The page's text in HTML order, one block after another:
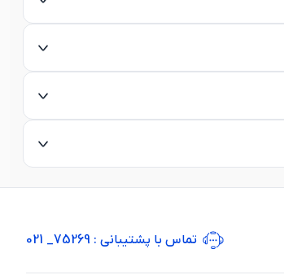
تماس با پشتیبانی : 75269_ 021